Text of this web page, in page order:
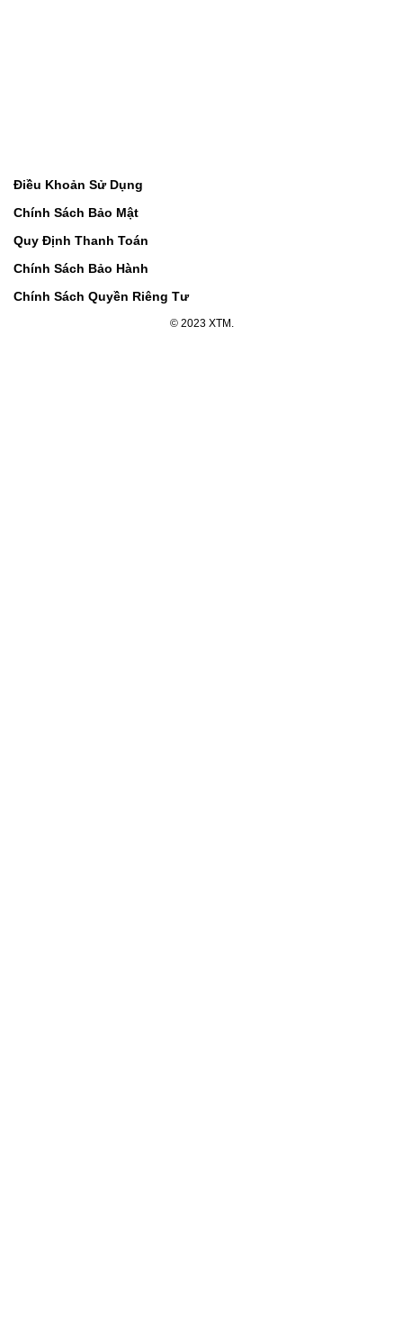
Điều Khoản Sử Dụng
Chính Sách Bảo Mật
Quy Định Thanh Toán
Chính Sách Bảo Hành
Chính Sách Quyền Riêng Tư
© 2023 XTM.